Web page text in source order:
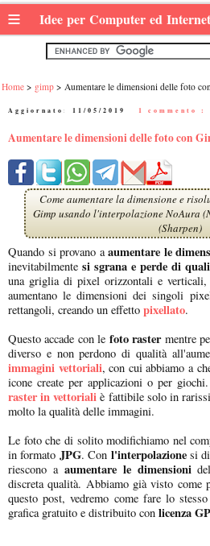
≡ Idee per Computer ed Internet
Home gimp Aumentare le dimensioni delle foto
Aggiornato: 11/05/2019 1 commento :
Aumentare le dimensioni delle foto con
Come aumentare la dimensione e
Gimp usando l'interpolazione NoAura
(Sharpen)
Quando si provano aaumentare le
inevitabilmente si sgrana e perde di
una griglia di pixel orizzontali e verticali,
aumentano le dimensioni dei singoli
rettangoli, creando un effetto pixellato.
Questo accade con le foto rastermentre
diverso e non perdono di qualità
immagini vettoriali, con cui abbiamo a
icone create per applicazioni o per
raster in vettoriali è fattibile solo in
molto la qualità delle immagini.
Le foto che di solito modifichiamo nel
in formato JPG. Con l'interpolazionesi
riescono aaumentare le dimensioni
discreta qualità. Abbiamo già visto come
questo post, vedremo come fare lo
grafica gratuito e distribuito con licenza